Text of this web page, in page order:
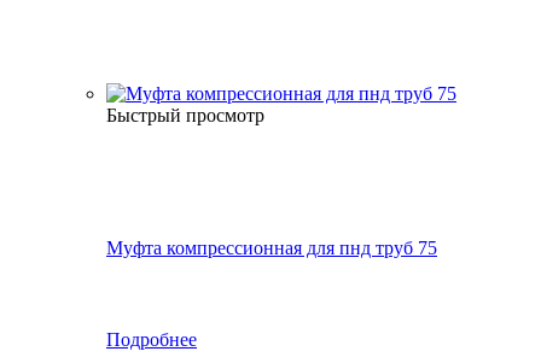
Быстрый просмотр
Муфта компрессионная для пнд труб 75
Подробнее